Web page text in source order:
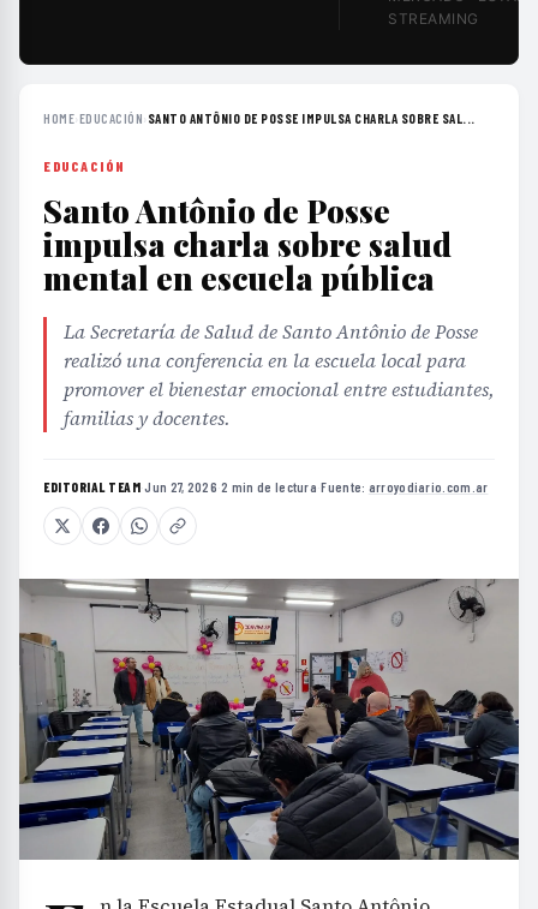
STREAMING
HOME›EDUCACIÓN› SANTO ANTÔNIO DE POSSE IMPULSA CHARLA SOBRE SAL...
EDUCACIÓN
Santo Antônio de Posse
impulsa charla sobre salud
mental en escuela pública
La Secretaría de Salud de Santo Antônio de Posse
realizó una conferencia en la escuela local para
promover el bienestar emocional entre estudiantes,
familias y docentes.
EDITORIAL TEAM·Jun 27, 2026·2 min de lectura·Fuente: arroyodiario.com.ar